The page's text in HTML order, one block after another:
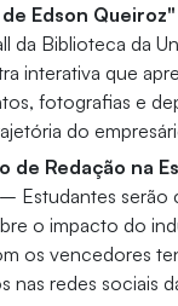
Edson Queiroz"
da Biblioteca da
interativa que
fotografias e
do
de Redação na
– Estudantes serão
o impacto do
os vencedores
nas redes sociais